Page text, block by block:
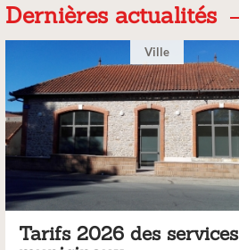
Dernières actualités
Ville
Tarifs 2026 des services